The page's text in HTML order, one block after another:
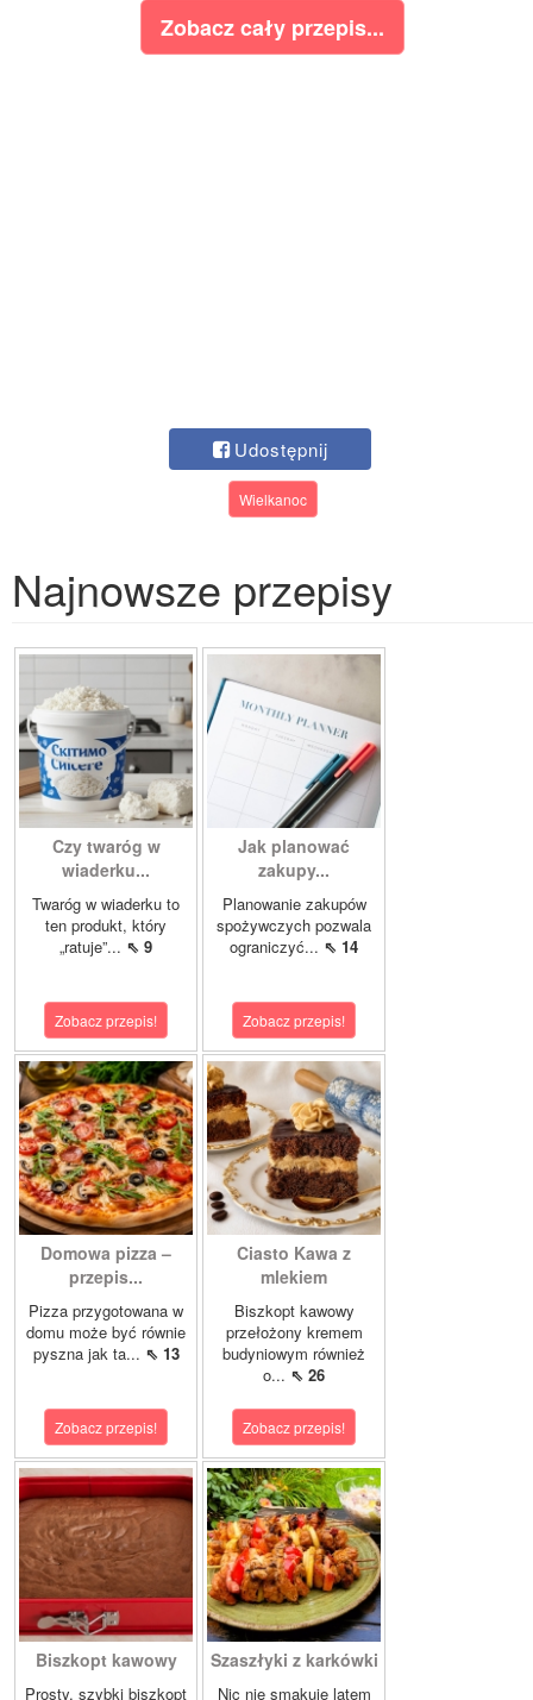
Zobacz cały przepis...
Udostępnij
Wielkanoc
Najnowsze przepisy
Czy twaróg w
wiaderku...
Twaróg w wiaderku to
ten produkt, który
„ratuje”... ⇖ 9
Zobacz przepis!
Jak planować
zakupy...
Planowanie zakupów
spożywczych pozwala
ograniczyć... ⇖ 14
Zobacz przepis!
Domowa pizza –
przepis...
Pizza przygotowana w
domu może być równie
pyszna jak ta... ⇖ 13
Zobacz przepis!
Ciasto Kawa z
mlekiem
Biszkopt kawowy
przełożony kremem
budyniowym również
o... ⇖ 26
Zobacz przepis!
Biszkopt kawowy
Prosty, szybki biszkopt
Szaszłyki z karkówki
Nic nie smakuje latem